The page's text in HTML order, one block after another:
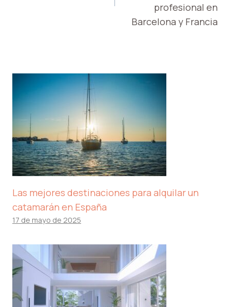
profesional en
Barcelona y Francia
Las mejores destinaciones para alquilar un
catamarán en España
17 de mayo de 2025